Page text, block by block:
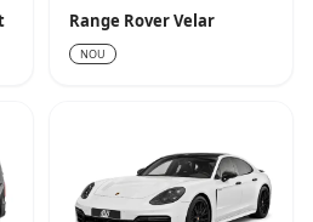
Range Rover Velar
NOU